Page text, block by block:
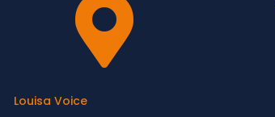

Louisa Voice